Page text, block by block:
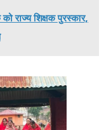
राज्य शिक्षक पुरस्कार,